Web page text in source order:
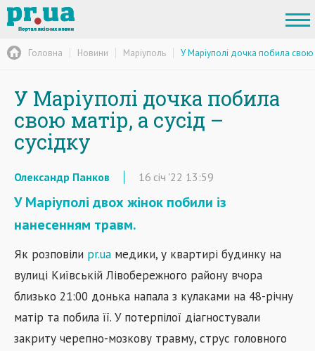
Головна Новини Маріуполь У Маріуполі дочка побила свою
У Маріуполі дочка побила
свою матір, а сусід –
сусідку
Олександр Панков 16 січ '22 13:59
У Маріуполі двох жінок побили із
нанесенням травм.
Як розповіли pr.ua медики, у квартирі будинку на
вулиці Київській Лівобережного району вчора
близько 21:00 донька напала з кулаками на 48-річну
матір та побила її. У потерпілої діагностували
закриту черепно-мозкову травму, струс головного